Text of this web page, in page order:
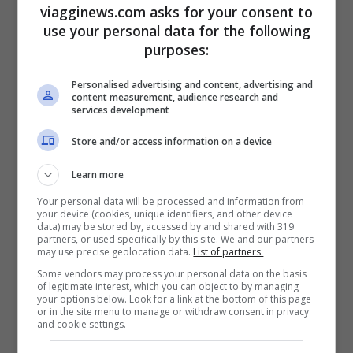
Chi invece teme le domande o le risposte
sbagliate potrà comunque divertirsi e fare
un regalo davvero originale al suo babbo
colorare e decorare le immagini a tema
papà che verranno poi distribuite
all’interno del celebre Acquario
gardesano.
Gardaland SEA LIFE Aquariumoffre un
incredibile viaggio attraverso le più belle
creature che popolano le acque dolci e
salate dell’intero pianeta. Con oltre 5.000
esemplari da ammirare a distanza
viagginews.com asks for your consent to
use your personal data for the following
purposes:
Personalised advertising and content, advertising and
content measurement, audience research and
services development
Store and/or access information on a device
Learn more
Your personal data will be processed and information from
your device (cookies, unique identifiers, and other device
data) may be stored by, accessed by and shared with 319
partners, or used specifically by this site. We and our partners
may use precise geolocation data. List of partners.
Some vendors may process your personal data on the basis
of legitimate interest, which you can object to by managing
your options below. Look for a link at the bottom of this page
or in the site menu to manage or withdraw consent in privacy
and cookie settings.